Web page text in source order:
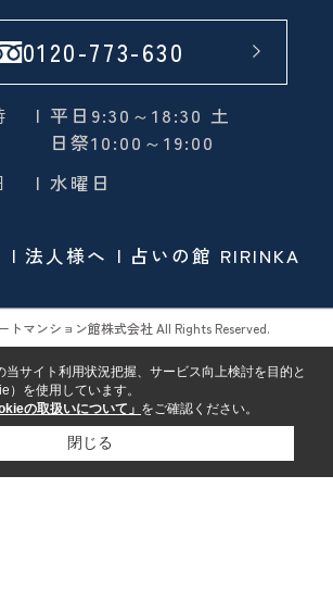
0120-773-630
| 平日9:30～18:30 土
日祭10:00～19:00
| 水曜日
法人様へ 占いの館 RIRINKA
トマンション館株式会社 All Rights Reserved.
当サイト利用状況把握、サービス向上検討を目的と
）を使用しています。
の取扱いについて」 をご確認ください。
閉じる